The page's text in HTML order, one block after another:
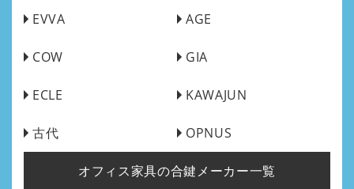
EVVA AGE
COW GIA
ECLE KAWAJUN
古代 OPNUS
オフィス家具の合鍵メーカー一覧